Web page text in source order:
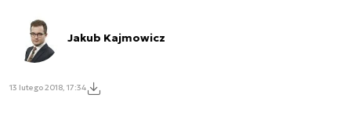
Jakub Kajmowicz
13 lutego 2018, 17:34